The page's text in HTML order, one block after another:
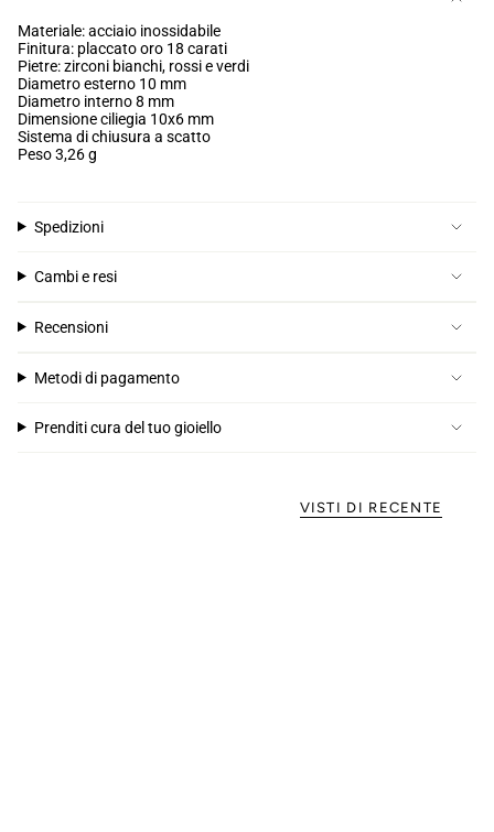
Materiale: acciaio inossidabile
Finitura: placcato oro 18 carati
Pietre: zirconi bianchi, rossi e verdi
Diametro esterno 10 mm
Diametro interno 8 mm
Dimensione ciliegia 10x6 mm
Sistema di chiusura a scatto
Peso 3,26 g
Spedizioni
Cambi e resi
Recensioni
Metodi di pagamento
Prenditi cura del tuo gioiello
VISTI DI RECENTE